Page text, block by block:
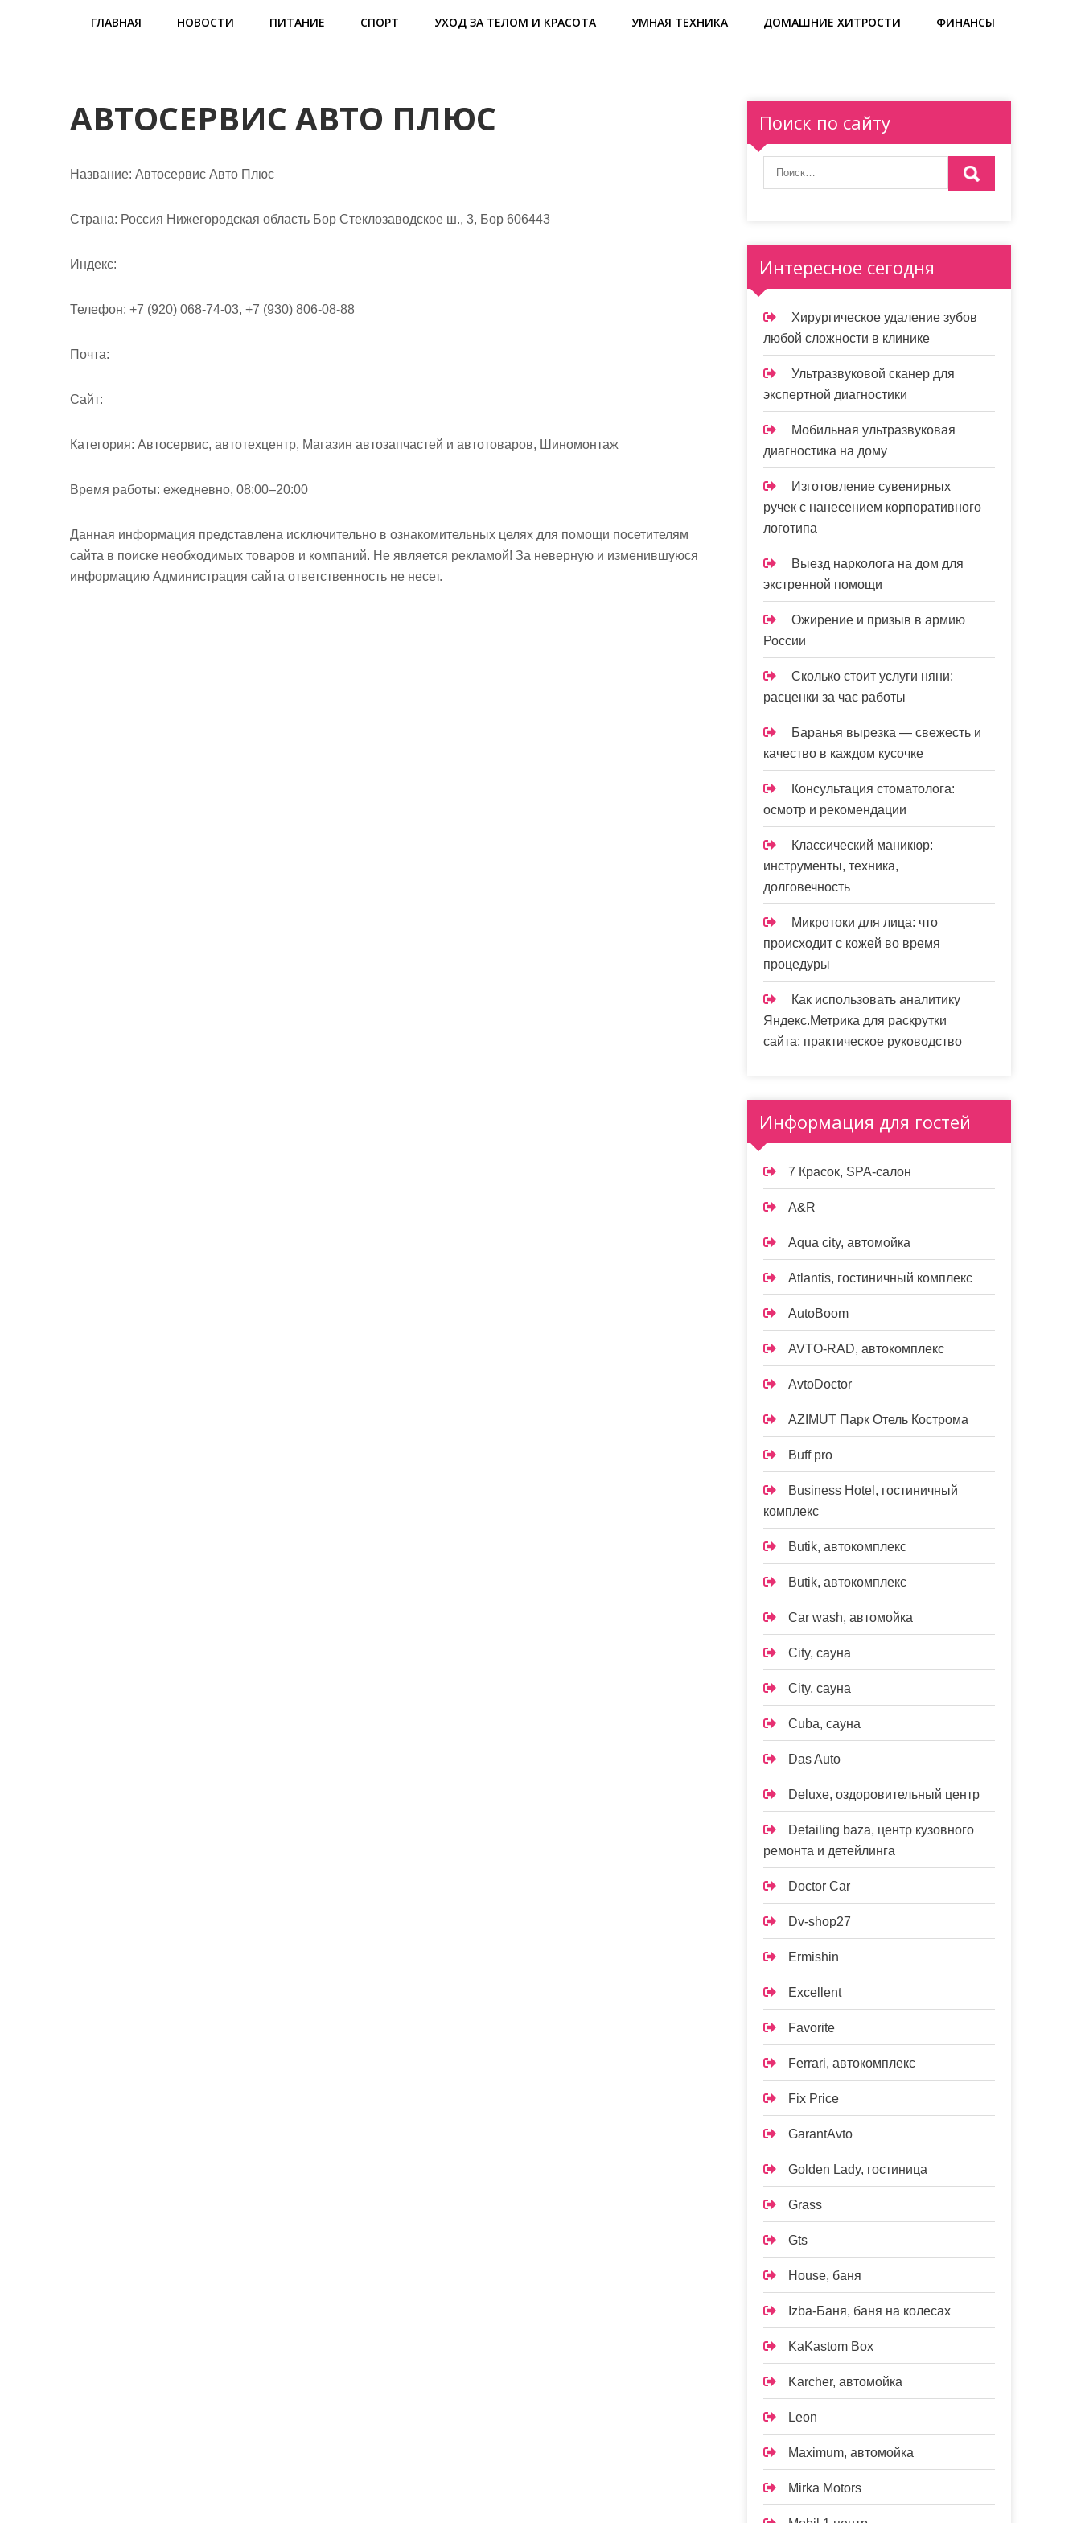
ГЛАВНАЯ НОВОСТИ ПИТАНИЕ СПОРТ УХОД ЗА ТЕЛОМ И КРАСОТА УМНАЯ ТЕХНИКА ДОМАШНИЕ ХИТРОСТИ ФИНАНСЫ
АВТОСЕРВИС АВТО ПЛЮС
Название: Автосервис Авто Плюс
Страна: Россия Нижегородская область Бор Стеклозаводское ш., 3, Бор 606443
Индекс:
Телефон: +7 (920) 068-74-03, +7 (930) 806-08-88
Почта:
Cайт:
Категория: Автосервис, автотехцентр, Магазин автозапчастей и автотоваров, Шиномонтаж
Время работы: ежедневно, 08:00–20:00
Данная информация представлена исключительно в ознакомительных целях для помощи посетителям
сайта в поиске необходимых товаров и компаний. Не является рекламой! За неверную и изменившуюся
информацию Администрация сайта ответственность не несет.
Поиск по сайту
Интересное сегодня
Хирургическое удаление зубов
любой сложности в клинике
Ультразвуковой сканер для
экспертной диагностики
Мобильная ультразвуковая
диагностика на дому
Изготовление сувенирных
ручек с нанесением корпоративного
логотипа
Выезд нарколога на дом для
экстренной помощи
Ожирение и призыв в армию
России
Сколько стоит услуги няни:
расценки за час работы
Баранья вырезка — свежесть и
качество в каждом кусочке
Консультация стоматолога:
осмотр и рекомендации
Классический маникюр:
инструменты, техника,
долговечность
Микротоки для лица: что
происходит с кожей во время
процедуры
Как использовать аналитику
Яндекс.Метрика для раскрутки
сайта: практическое руководство
Информация для гостей
7 Красок, SPA-салон
A&R
Aqua city, автомойка
Atlantis, гостиничный комплекс
AutoBoom
AVTO-RAD, автокомплекс
AvtoDoctor
AZIMUT Парк Отель Кострома
Buff pro
Business Hotel, гостиничный
комплекс
Butik, автокомплекс
Butik, автокомплекс
Car wash, автомойка
City, сауна
City, сауна
Cuba, сауна
Das Auto
Deluxe, оздоровительный центр
Detailing baza, центр кузовного
ремонта и детейлинга
Doctor Car
Dv-shop27
Ermishin
Excellent
Favorite
Ferrari, автокомплекс
Fix Price
GarantAvto
Golden Lady, гостиница
Grass
Gts
House, баня
Izba-Баня, баня на колесах
KaKastom Box
Karcher, автомойка
Leon
Maximum, автомойка
Mirka Motors